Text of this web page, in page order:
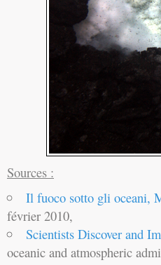
Sources :
Il fuoco sotto gli oceani,
février 2010,
Scientists Discover and
oceanic and atmospheric